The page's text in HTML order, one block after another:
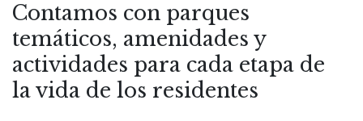
Contamos con parques
temáticos, amenidades y
actividades para cada etapa de
la vida de los residentes